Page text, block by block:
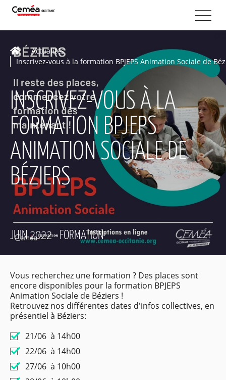
Actualités
Inscrivez-vous à la formation BPJEPS Animation Sociale de
INSCRIVEZ-VOUS À LA
FORMATION BPJEPS
ANIMATION SOCIALE DE
BÉZIERS
JUIN 2022 - FORMATION
Vous recherchez une formation ? Des places sont
encore disponibles pour la formation BPJEPS
Animation Sociale de Béziers !
Retrouvez nos différentes dates d'infos collectives, en
présentiel à Béziers:
21/06 à 14h00
22/06 à 14h00
27/06 à 10h00